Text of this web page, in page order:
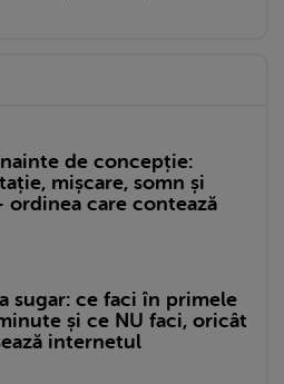
de concepție:
mișcare, somn și
ordinea care contează
sugar: ce faci în primele
și ce NU faci, oricât
internetul